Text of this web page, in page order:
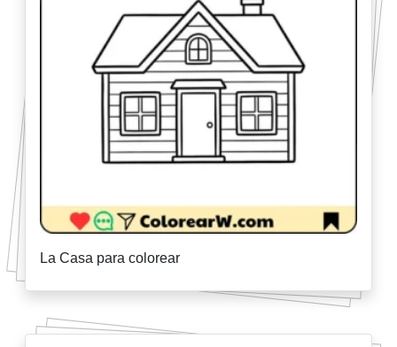
La Casa para colorear